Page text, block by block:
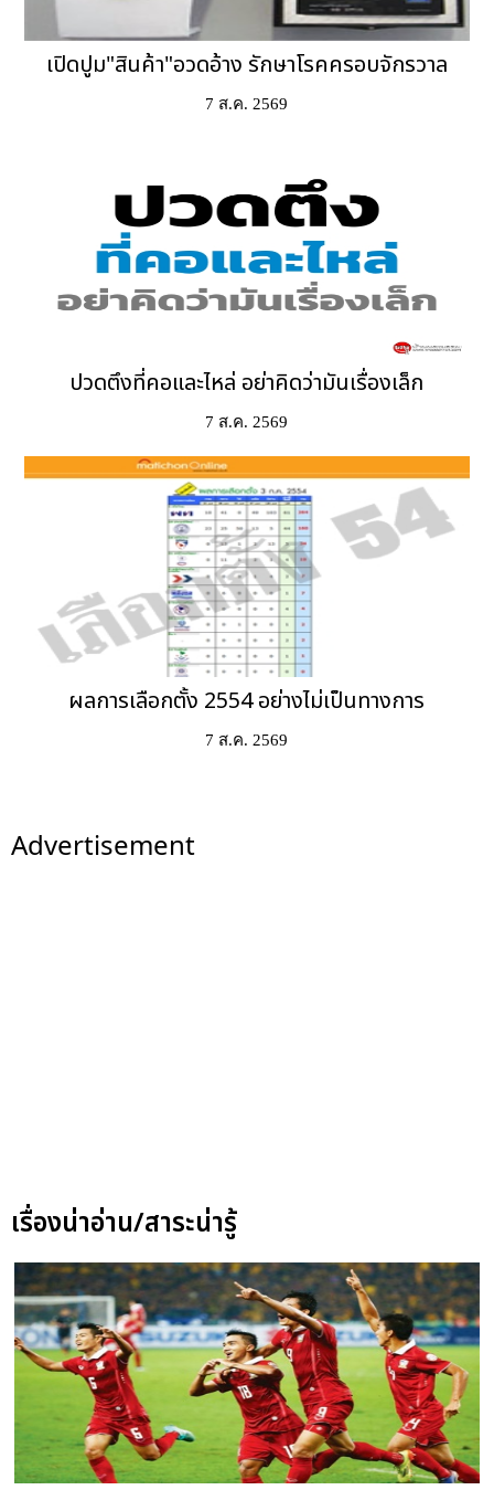
เปิดปูม"สินค้า"อวดอ้าง รักษาโรคครอบจักรวาล
7 ส.ค. 2569
ปวดตึงที่คอและไหล่ อย่าคิดว่ามันเรื่องเล็ก
7 ส.ค. 2569
ผลการเลือกตั้ง 2554 อย่างไม่เป็นทางการ
7 ส.ค. 2569
Advertisement
เรื่องน่าอ่าน/สาระน่ารู้